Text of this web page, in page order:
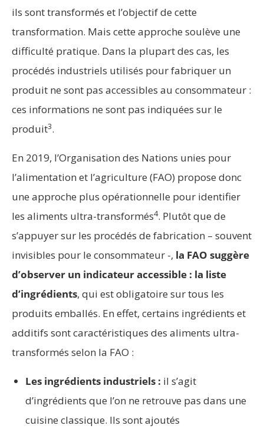
ils sont transformés et l’objectif de cette
transformation. Mais cette approche soulève une
difficulté pratique. Dans la plupart des cas, les
procédés industriels utilisés pour fabriquer un
produit ne sont pas accessibles au consommateur :
ces informations ne sont pas indiquées sur le
produit3.
En 2019, l’Organisation des Nations unies pour
l’alimentation et l’agriculture (FAO) propose donc
une approche plus opérationnelle pour identifier
les aliments ultra-transformés4. Plutôt que de
s’appuyer sur les procédés de fabrication – souvent
invisibles pour le consommateur -, la FAO suggère
d’observer un indicateur accessible : la liste
d’ingrédients, qui est obligatoire sur tous les
produits emballés. En effet, certains ingrédients et
additifs sont caractéristiques des aliments ultra-
transformés selon la FAO :
Les ingrédients industriels : il s’agit
d’ingrédients que l’on ne retrouve pas dans une
cuisine classique. Ils sont ajoutés